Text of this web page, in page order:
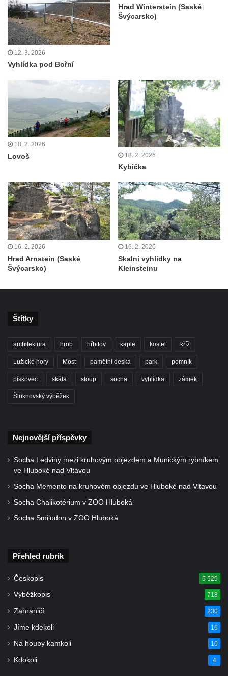
Vyhlídky na Hradci u Liběšic
Vyhlídka Havran (Rynoltice – Polesí)
Vyhlídka Vana (Sloup v Čechách)
Vyhlídka Samuelova sluj (Sloup v Čechách)
Vyhlídka Lipka u Horního Prysku
Jeskyně Lipka (Horní Prysk)
Vyhlídka na Meixnerově stezce v Horním
Prysku
Úzké schody
Herdstein
Vyhlídka Pustý zámek
Pustý zámek
Střední vrch
Sedlecký Špičák
Carolafelsen (Zittauer Gebirge)
Große und Kleine Orgel
Skalní věž Ropucha
Konojedské bochníky
Šenov)
Rudolfův kámen
Čedičové varhany u Hlinek
Vyhlídka Jehla u České Kamenice
Skalní město Tiské stěny
12. 3. 2026
Vyhlídka pod Bořní
Hrad Winterstein (Saské
Švýcarsko)
18. 2. 2026
Lovoš 18. 2. 2026
Kybička
16. 2. 2026
Hrad Arnstein (Saské
Švýcarsko)
16. 2. 2026
Skalní vyhlídky na
Kleinsteinu
Štítky
architektura hrob hřbitov kaple kostel kříž
Lužické hory Most pamětní deska park pomník
pískovec skála sloup socha vyhlídka zámek
Šluknovský výběžek
Nejnovější příspěvky
Socha Ledviny mezi kruhovým objezdem a Munickým rybníkem
ve Hluboké nad Vltavou
Socha Memento na kruhovém objezdu ve Hluboké nad Vltavou
Socha Chalikotérium v ZOO Hluboká
Socha Smilodon v ZOO Hluboká
Přehled rubrik
Českopis 5 529
Výběžkopis 718
Zahraničí 230
Jíme kdekoli 16
Na houby kamkoli 10
Kdokoli 4